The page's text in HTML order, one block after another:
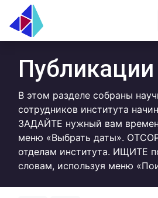
Публикации
В этом разделе собраны
сотрудников института
ЗАДАЙТЕ нужный вам
меню «Выбрать даты».
отделам института. ИЩИТЕ
словам, используя меню